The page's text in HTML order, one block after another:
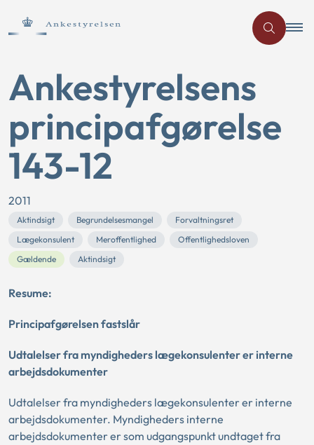
Ankestyrelsens
principafgørelse
143-12
2011
Aktindsigt Begrundelsesmangel
Forvaltningsret
Lægekonsulent
Meroffentlighed
Offentlighedsloven
Gældende
Aktindsigt
Resume:
Principafgørelsen fastslår
Udtalelser fra myndigheders lægekonsulenter er interne
arbejdsdokumenter
Udtalelser fra myndigheders lægekonsulenter er interne
arbejdsdokumenter. Myndigheders interne
arbejdsdokumenter er som udgangspunkt undtaget fra